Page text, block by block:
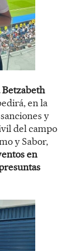
en la
y
del campo
y Sabor,
en